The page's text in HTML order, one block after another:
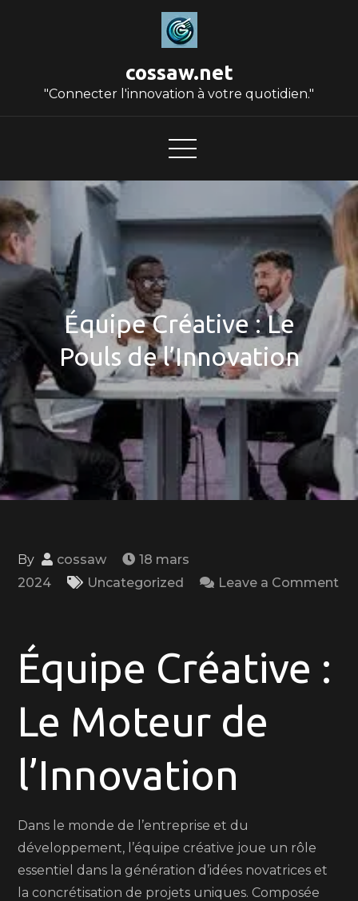
cossaw.net
"Connecter l'innovation à votre quotidien."
Équipe Créative : Le
Pouls de l’Innovation
By cossaw
18 mars
2024
Uncategorized
Leave a Comment
Créative
Pouls
de
l’Innovation
Équipe Créative :
Le Moteur de
l’Innovation
Dans le monde de l’entreprise et du
développement, l’équipe créative joue un rôle
essentiel dans la génération d’idées novatrices et
la concrétisation de projets uniques. Composée